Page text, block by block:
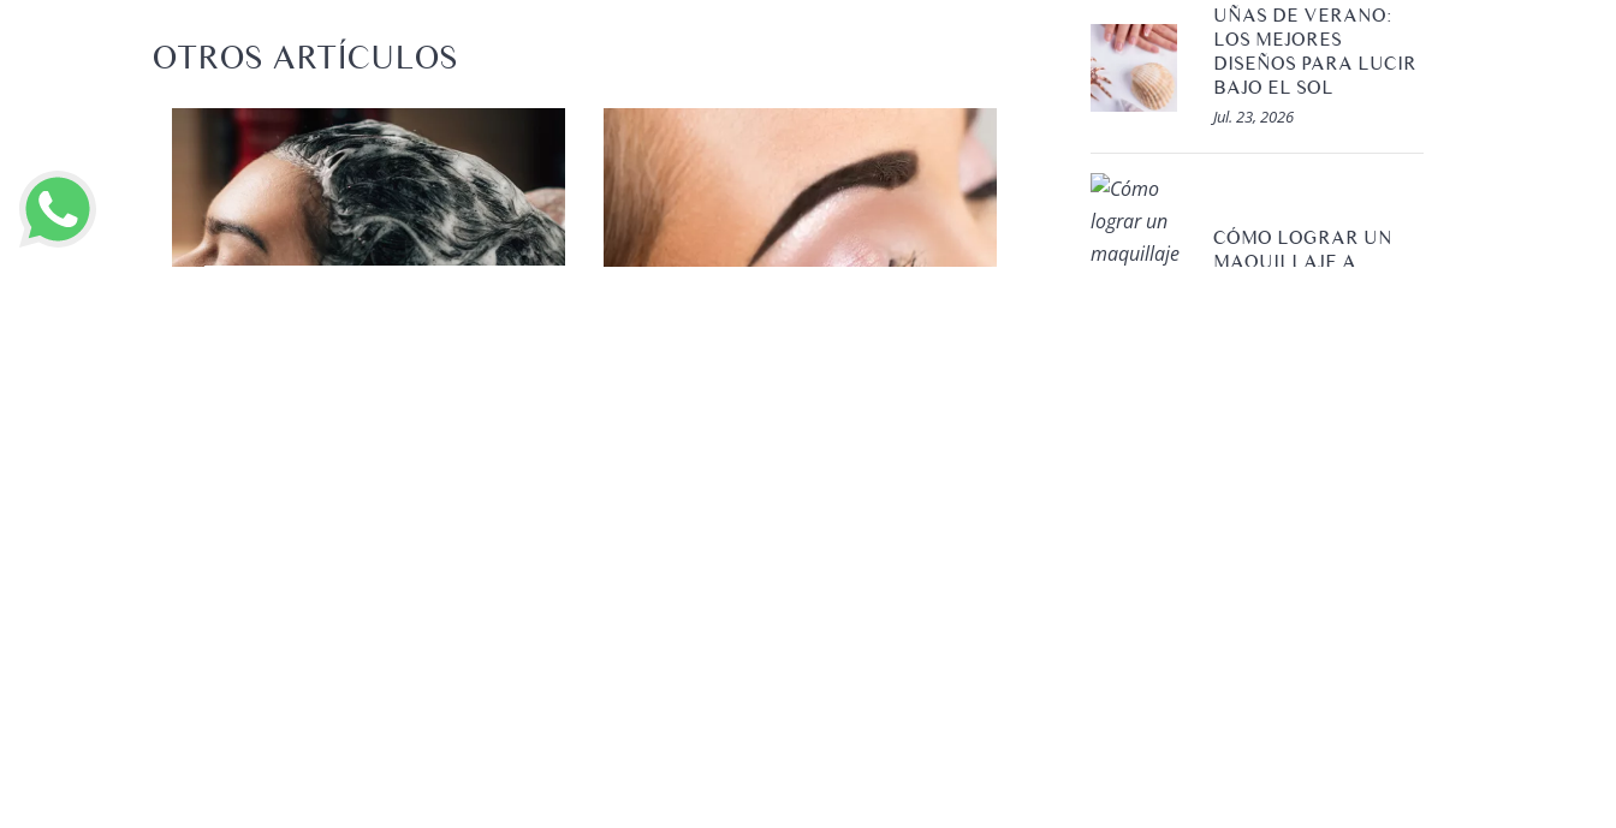
OTROS ARTÍCULOS
Tratamientos
LAS ETAPAS DESPUÉS DEL
MICROBLADING
Abr. 21, 2022
UÑAS DE VERANO:
LOS MEJORES
DISEÑOS PARA LUCIR
BAJO EL SOL
Jul. 23, 2026
CÓMO LOGRAR UN
MAQUILLAJE A